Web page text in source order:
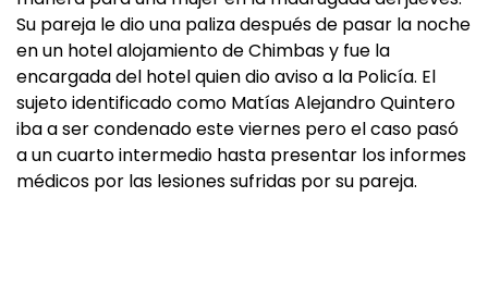
Su pareja le dio una paliza después de pasar la noche
en un hotel alojamiento de Chimbas y fue la
encargada del hotel quien dio aviso a la Policía. El
sujeto identificado como Matías Alejandro Quintero
iba a ser condenado este viernes pero el caso pasó
a un cuarto intermedio hasta presentar los informes
médicos por las lesiones sufridas por su pareja.